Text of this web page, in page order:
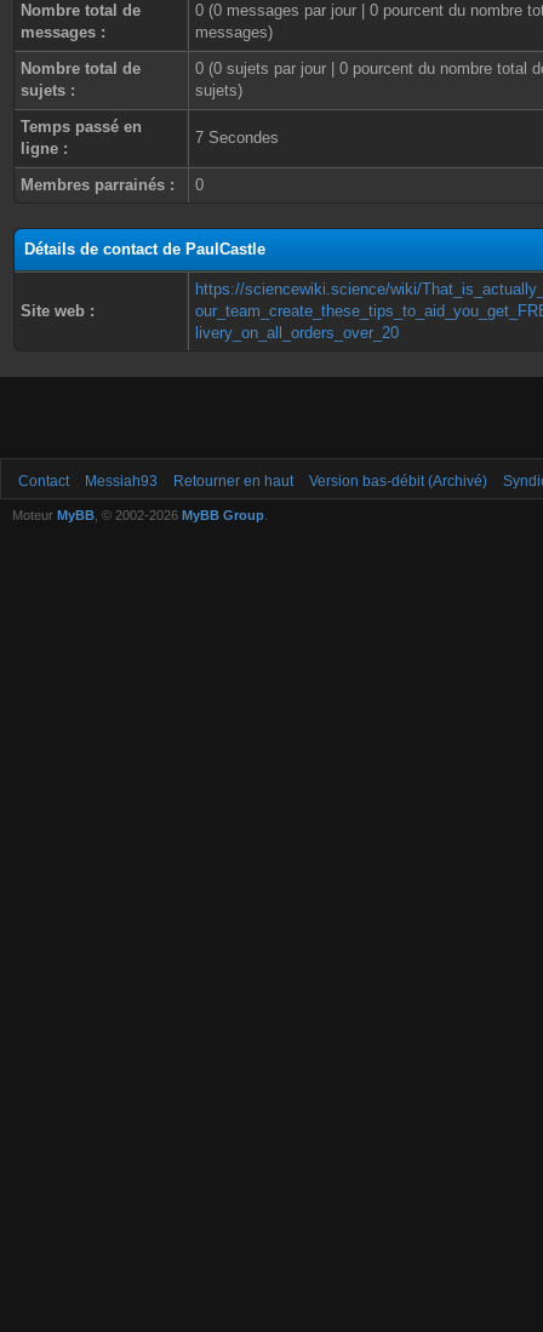
Nombre total de
messages :
0 (0 messages par jour | 0 pourcent du nombre
messages)
Nombre total de
sujets :
0 (0 sujets par jour | 0 pourcent du nombre total
sujets)
Temps passé en
ligne :
7 Secondes
Membres parrainés : 0
Détails de contact de PaulCastle
Site web :
https://sciencewiki.science/wiki/
livery_on_all_orders_over_20
Contact Messiah93 Retourner en haut Version bas-débit (Archivé)
Moteur MyBB , © 2002-2026 MyBB Group